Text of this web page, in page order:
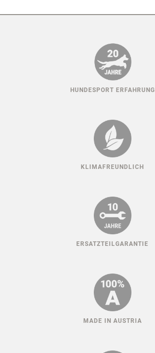
HUNDESPORT ERFAHRUNG
KLIMAFREUNDLICH
ERSATZTEILGARANTIE
MADE IN AUSTRIA